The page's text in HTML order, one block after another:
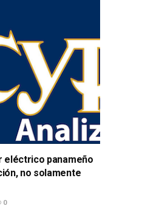
eléctrico panameño
no solamente
0